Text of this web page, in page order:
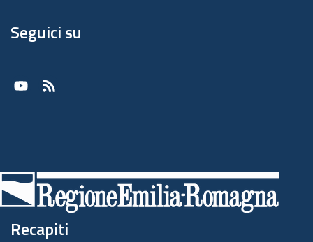
Seguici su
Youtube
RSS
Recapiti